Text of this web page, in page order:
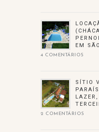
EM
4 COMENTÁRIOS
SÍTIO
2 COMENTÁRIOS